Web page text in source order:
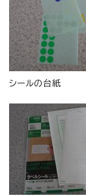
シールの台紙